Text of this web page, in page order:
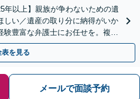
年以上】親族が争わないための遺
しい／遺産の取り分に納得がいか
豊富な弁護士にお任せを。複雑
きます。
表を見る
メールで面談予約